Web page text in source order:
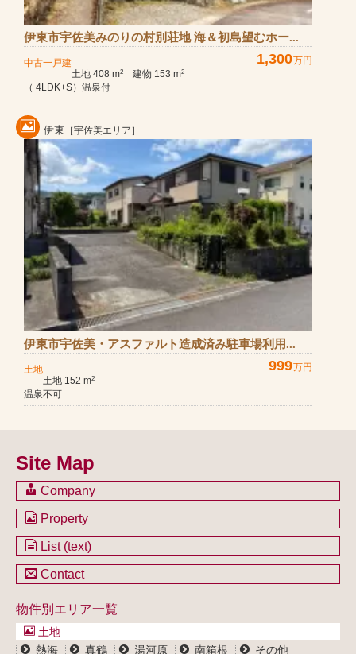
伊東市宇佐美みのりの村別荘地 海＆初島望むホー...
中古一戸建 1,300万円
土地 408 m2 建物 153 m2
（ 4LDK+S）温泉付
伊東 ［宇佐美エリア］
伊東市宇佐美・アスファルト造成済み駐車場利用...
土地 999万円
土地 152 m2
温泉不可
Site Map
Company
会社のご案内
不動産を売却したい方
不動産買取システム
Property
土地一覧
マンション一覧
事業用物件一覧
List (text)
土地一覧
マンション一覧
事業用物件一覧
Contact
ブログ
プライバシーポリシー
物件別エリア一覧
土地
熱海
真鶴 湯河原 南箱根 その他